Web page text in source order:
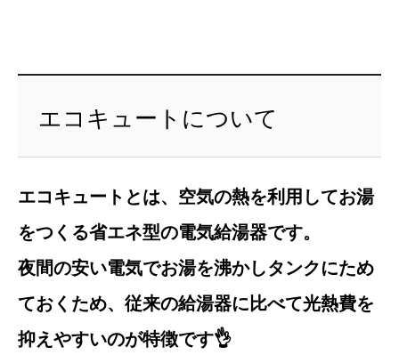
エコキュートについて
エコキュートとは、空気の熱を利用してお湯
をつくる省エネ型の電気給湯器です。
夜間の安い電気でお湯を沸かしタンクにため
ておくため、従来の給湯器に比べて光熱費を
抑えやすいのが特徴です👌